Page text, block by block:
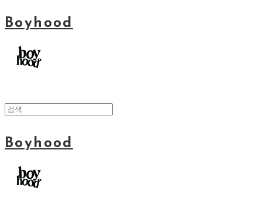
Boyhood
Boyhood